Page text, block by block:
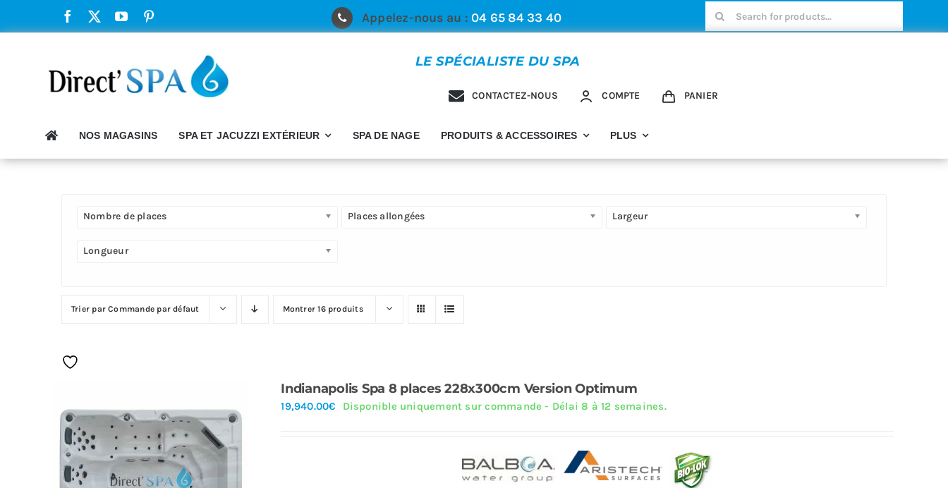
au
Appelez-nous au :04 65 84 33 40 Rechercher:
LE SPÉCIALISTE DU SPA
CONTACTEZ-NOUS COMPTE PANIER
NOS MAGASINS SPA ET JACUZZI EXTÉRIEUR SPA DE NAGE PRODUITS & ACCESSOIRES PLUS
Nombre de places Places allongées Largeur
Longueur
Trier parCommande par défaut Montrer16 produits
Indianapolis Spa 8 places 228x300cm Version Optimum
19,940.00€ Disponible uniquement sur commande - Délai 8 à 12 semaines.